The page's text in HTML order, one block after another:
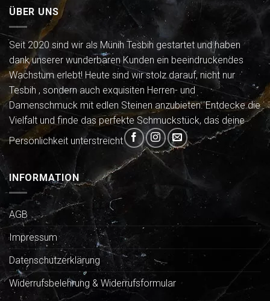
ÜBER UNS
Seit 2020 sind wir als Münih Tesbih gestartet und haben
dank unserer wunderbaren Kunden ein beeindruckendes
Wachstum erlebt! Heute sind wir stolz darauf, nicht nur
Tesbih , sondern auch exquisiten Herren- und
Damenschmuck mit edlen Steinen anzubieten. Entdecke die
Vielfalt und finde das perfekte Schmuckstück, das deine
Persönlichkeit unterstreicht
INFORMATION
AGB
Impressum
Datenschutzerklärung
Widerrufsbelehrung & Widerrufsformular